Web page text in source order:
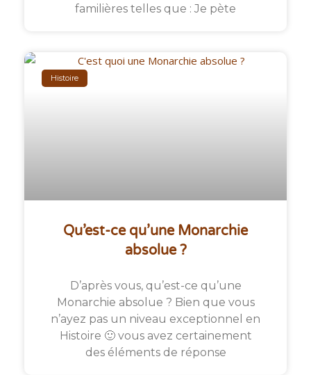
familières telles que : Je pète
Histoire
Qu’est-ce qu’une Monarchie
absolue ?
D’après vous, qu’est-ce qu’une
Monarchie absolue ? Bien que vous
n’ayez pas un niveau exceptionnel en
Histoire 🙂 vous avez certainement
des éléments de réponse